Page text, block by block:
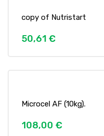
copy of Nutristart
50,61 €
Microcel AF (10kg).
108,00 €